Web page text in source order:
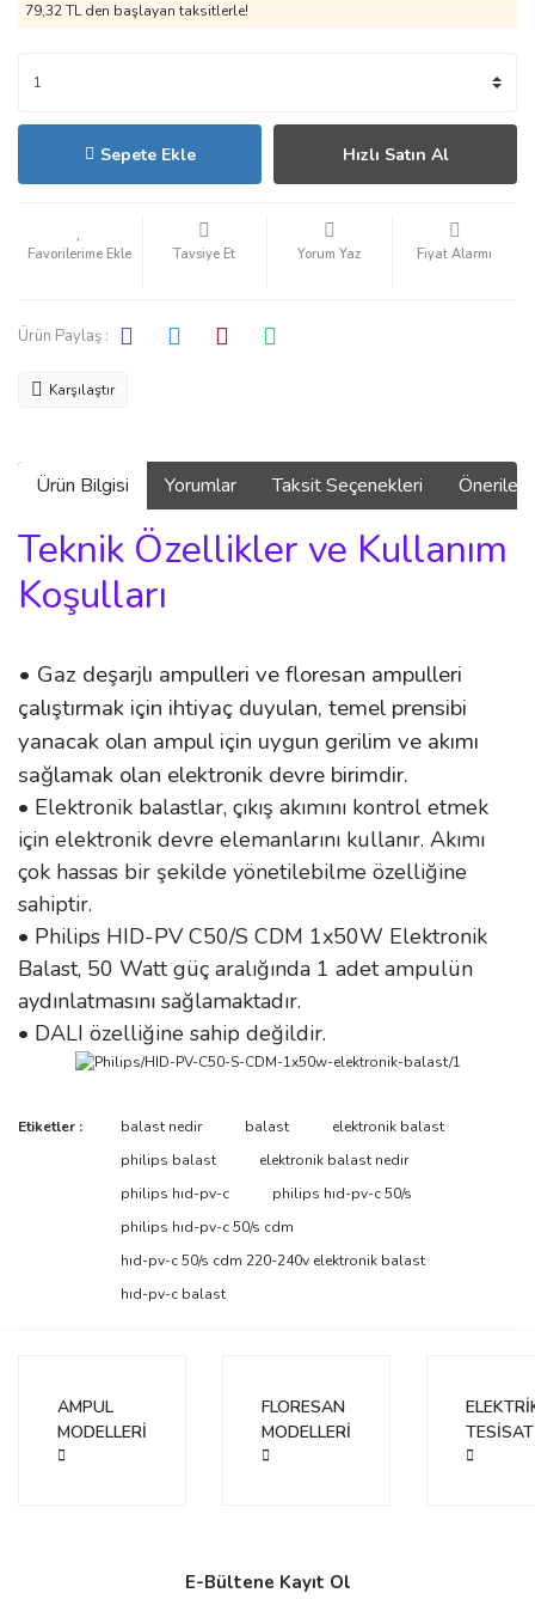
79,32 TL den başlayan taksitlerle!
Sepete Ekle Hızlı Satın Al
Tavsiye Et Yorum Yaz Fiyat Alarmı
Ürün Paylaş :
Karşılaştır
Ürün Bilgisi Yorumlar Taksit Seçenekleri
Teknik Özellikler ve Kullanım
Koşulları
• Gaz deşarjlı ampulleri ve floresan ampulleri
çalıştırmak için ihtiyaç duyulan, temel prensibi
yanacak olan ampul için uygun gerilim ve akımı
sağlamak olan elektronik devre birimdir.
• Elektronik balastlar, çıkış akımını kontrol etmek
için elektronik devre elemanlarını kullanır. Akımı
çok hassas bir şekilde yönetilebilme özelliğine
sahiptir.
• Philips HID-PV C50/S CDM 1x50W Elektronik
Balast, 50 Watt güç aralığında 1 adet ampulün
aydınlatmasını sağlamaktadır.
• DALI özelliğine sahip değildir.
Bu ürüne ilk yorumu siz yapın!
Yorum Yaz
Bu ürünün fiyat bilgisi, resim, ürün açıklamalarında ve diğer
tarafımıza iletebilirsiniz.
Görüş ve önerileriniz için teşekkür ederiz.
Ürün resmi kalitesiz, bozuk veya görüntülenemiyor.
Ürün açıklamasında eksik bilgiler bulunuyor.
Etiketler : balast nedir balast
elektronik balast
philips balast
elektronik balast nedir
philips hıd-pv-c
philips hıd-pv-c 50/s
philips hıd-pv-c 50/s cdm
hıd-pv-c 50/s cdm 220-240v elektronik balast
hıd-pv-c balast
AMPUL
MODELLERİ
FLORESAN
MODELLERİ
TESİSAT
E-Bültene Kayıt Ol